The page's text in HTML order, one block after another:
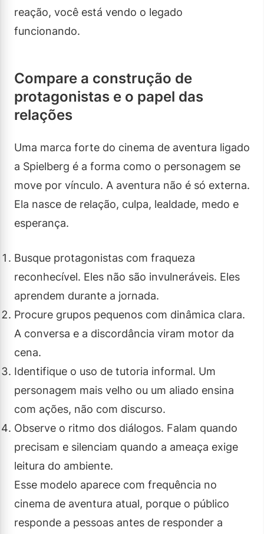
reação, você está vendo o legado
funcionando.
Compare a construção de
protagonistas e o papel das
relações
Uma marca forte do cinema de aventura ligado
a Spielberg é a forma como o personagem se
move por vínculo. A aventura não é só externa.
Ela nasce de relação, culpa, lealdade, medo e
esperança.
Busque protagonistas com fraqueza
reconhecível. Eles não são invulneráveis. Eles
aprendem durante a jornada.
Procure grupos pequenos com dinâmica clara.
A conversa e a discordância viram motor da
cena.
Identifique o uso de tutoria informal. Um
personagem mais velho ou um aliado ensina
com ações, não com discurso.
Observe o ritmo dos diálogos. Falam quando
precisam e silenciam quando a ameaça exige
leitura do ambiente.
Esse modelo aparece com frequência no
cinema de aventura atual, porque o público
responde a pessoas antes de responder a